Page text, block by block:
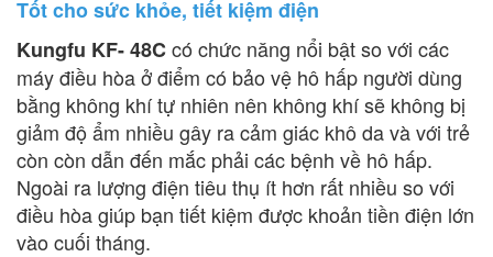
Tốt cho sức khỏe, tiết kiệm điện
Kungfu KF- 48Ccó chức năng nổi bật so với các
máy điều hòa ở điểm có bảo vệ hô hấp người dùng
bằng không khí tự nhiên nên không khí sẽ không bị
giảm độ ẩm nhiều gây ra cảm giác khô da và với trẻ
còn còn dẫn đến mắc phải các bệnh về hô hấp.
Ngoài ra lượng điện tiêu thụ ít hơn rất nhiều so với
điều hòa giúp bạn tiết kiệm được khoản tiền điện lớn
vào cuối tháng.